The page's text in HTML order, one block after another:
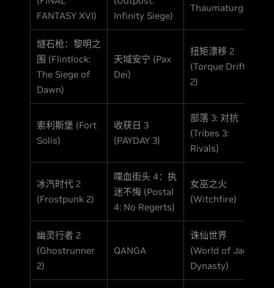
FANTASY XVI)
Infinity Siege)
Thaumaturge)
燧石枪：黎明之
围 (Flintlock:
The Siege of
Dawn)
天域安宁 (Pax
Dei)
扭矩漂移 2
(Torque Drift
2)
索利斯堡 (Fort
Solis)
收获日 3
(PAYDAY 3)
部落 3: 对抗
(Tribes 3:
Rivals)
冰汽时代 2
(Frostpunk 2)
喋血街头 4：执
迷不悔 (Postal
4: No Regerts)
女巫之火
(Witchfire)
幽灵行者 2
(Ghostrunner
2)
QANGA
诛仙世界
(World of Jade
Dynasty)